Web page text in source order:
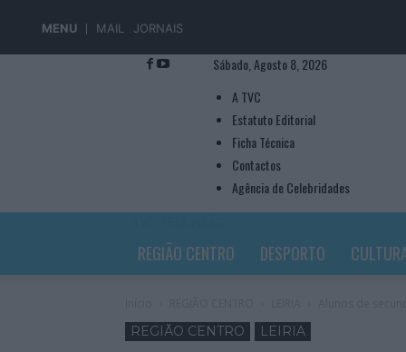
MENU MAIL JORNAIS
Sábado, Agosto 8, 2026
A TVC
Estatuto Editorial
Ficha Técnica
Contactos
Agência de Celebridades
REGIÃO CENTRO DESPORTO
REGIÃO CENTRO LEIRIA